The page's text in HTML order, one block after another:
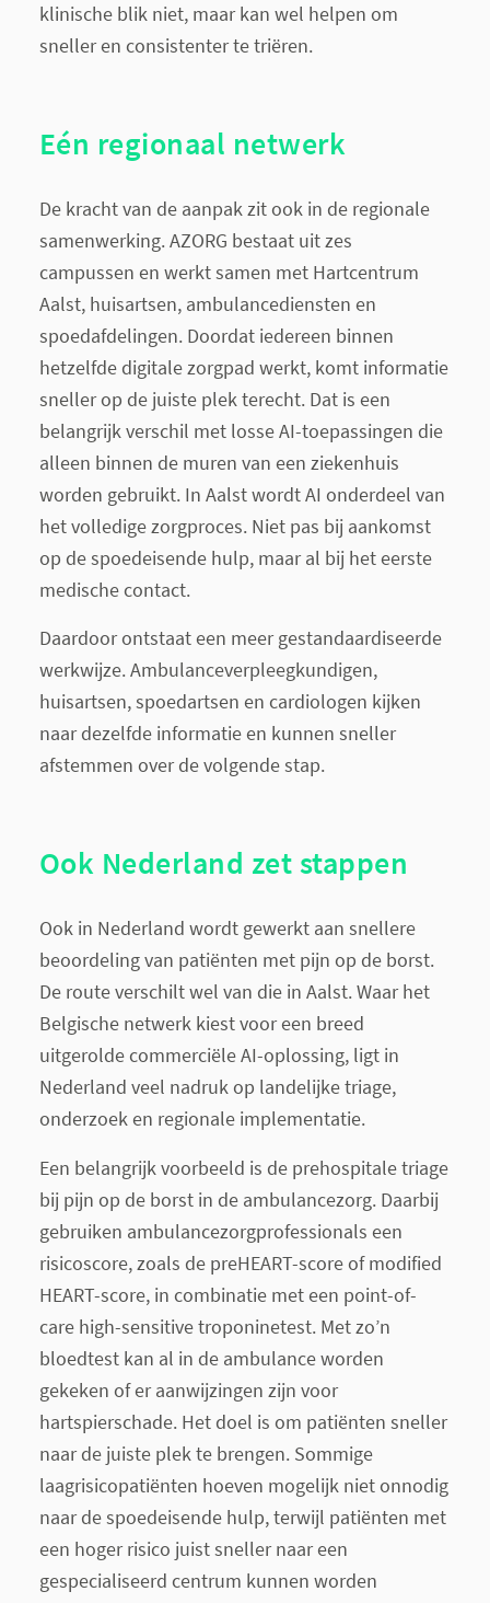
klinische blik niet, maar kan wel helpen om
sneller en consistenter te triëren.
Eén regionaal netwerk
De kracht van de aanpak zit ook in de regionale
samenwerking. AZORG bestaat uit zes
campussen en werkt samen met Hartcentrum
Aalst, huisartsen, ambulancediensten en
spoedafdelingen. Doordat iedereen binnen
hetzelfde digitale zorgpad werkt, komt informatie
sneller op de juiste plek terecht. Dat is een
belangrijk verschil met losse AI-toepassingen die
alleen binnen de muren van een ziekenhuis
worden gebruikt. In Aalst wordt AI onderdeel van
het volledige zorgproces. Niet pas bij aankomst
op de spoedeisende hulp, maar al bij het eerste
medische contact.
Daardoor ontstaat een meer gestandaardiseerde
werkwijze. Ambulanceverpleegkundigen,
huisartsen, spoedartsen en cardiologen kijken
naar dezelfde informatie en kunnen sneller
afstemmen over de volgende stap.
Ook Nederland zet stappen
Ook in Nederland wordt gewerkt aan snellere
beoordeling van patiënten met pijn op de borst.
De route verschilt wel van die in Aalst. Waar het
Belgische netwerk kiest voor een breed
uitgerolde commerciële AI-oplossing, ligt in
Nederland veel nadruk op landelijke triage,
onderzoek en regionale implementatie.
Een belangrijk voorbeeld is de prehospitale triage
bij pijn op de borst in de ambulancezorg. Daarbij
gebruiken ambulancezorgprofessionals een
risicoscore, zoals de preHEART-score of modified
HEART-score, in combinatie met een point-of-
care high-sensitive troponinetest. Met zo’n
bloedtest kan al in de ambulance worden
gekeken of er aanwijzingen zijn voor
hartspierschade. Het doel is om patiënten sneller
naar de juiste plek te brengen. Sommige
laagrisicopatiënten hoeven mogelijk niet onnodig
naar de spoedeisende hulp, terwijl patiënten met
een hoger risico juist sneller naar een
gespecialiseerd centrum kunnen worden